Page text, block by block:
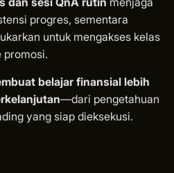
progres, sementara
untuk mengakses kelas
promosi.
belajar finansial lebih
—dari pengetahuan
yang siap dieksekusi.